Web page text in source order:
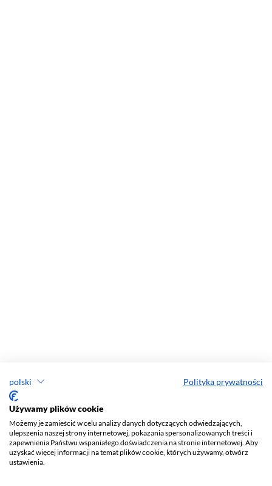
polski Polityka prywatności
Używamy plików cookie
Możemy je zamieścić w celu analizy danych dotyczących odwiedzających,
ulepszenia naszej strony internetowej, pokazania spersonalizowanych treści i
zapewnienia Państwu wspaniałego doświadczenia na stronie internetowej. Aby
uzyskać więcej informacji na temat plików cookie, których używamy, otwórz
ustawienia.